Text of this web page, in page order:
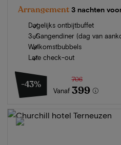
Arrangement 3 nachten
Dagelijks ontbijtbuffet
3-Gangendiner (dag van
Welkomstbubbels
Late check-out
-43%
Vanaf
706
399